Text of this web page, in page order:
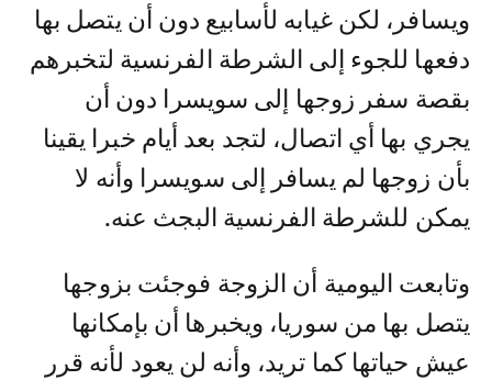
ويسافر، لكن غيابه لأسابيع دون أن يتصل بها
دفعها للجوء إلى الشرطة الفرنسية لتخبرهم
بقصة سفر زوجها إلى سويسرا دون أن
يجري بها أي اتصال، لتجد بعد أيام خبرا يقينا
بأن زوجها لم يسافر إلى سويسرا وأنه لا
يمكن للشرطة الفرنسية البجث عنه.
وتابعت اليومية أن الزوجة فوجئت بزوجها
يتصل بها من سوريا، ويخبرها أن بإمكانها
عيش حياتها كما تريد، وأنه لن يعود لأنه قرر